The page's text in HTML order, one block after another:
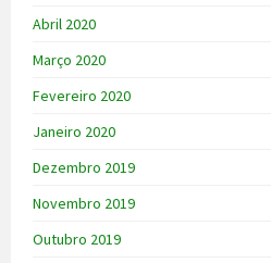
Abril 2020
Março 2020
Fevereiro 2020
Janeiro 2020
Dezembro 2019
Novembro 2019
Outubro 2019